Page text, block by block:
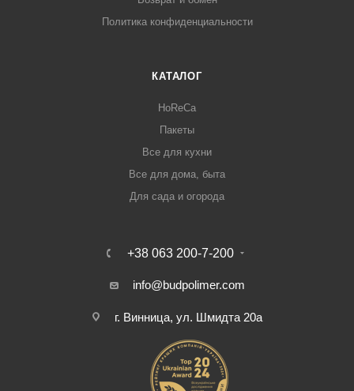
Политика конфиденциальности
КАТАЛОГ
HoReCa
Пакеты
Все для кухни
Все для дома, быта
Для сада и огорода
+38 063 200-7-200
info@budpolimer.com
г. Винница, ул. Шмидта 20а